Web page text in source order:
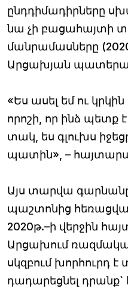
ընդդիմադիրները
նա չի բացահայտի
մանրամասները
Արցախյան
«Ես ասել եմ ու
որոշի, որ ինձ
տակ, ես գլուխս
պատին», –
Այս տարվա
պաշտոնից
2020թ.–ի վերջին
Արցախում
սկզբում խորհուրդ է
դադարեցնել դրանք`